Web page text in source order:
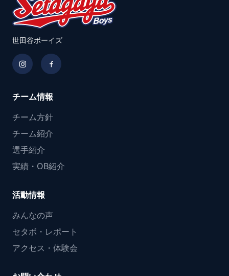
世田谷ボーイズ
チーム情報
チーム方針
チーム紹介
選手紹介
実績・OB紹介
活動情報
みんなの声
セタボ・レポート
アクセス・体験会